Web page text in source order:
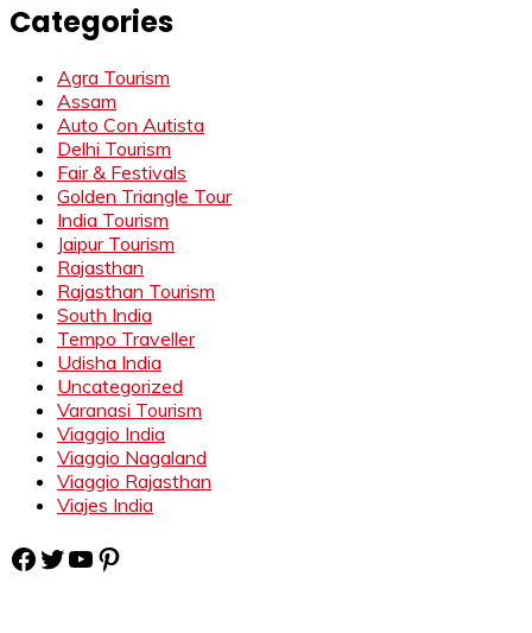
Categories
Agra Tourism
Assam
Auto Con Autista
Delhi Tourism
Fair & Festivals
Golden Triangle Tour
India Tourism
Jaipur Tourism
Rajasthan
Rajasthan Tourism
South India
Tempo Traveller
Udisha India
Uncategorized
Varanasi Tourism
Viaggio India
Viaggio Nagaland
Viaggio Rajasthan
Viajes India
Facebook
Twitter
YouTube
Pinterest